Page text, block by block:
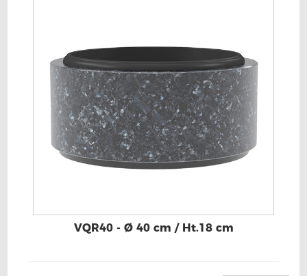
VQR40 - Ø 40 cm / Ht.18 cm